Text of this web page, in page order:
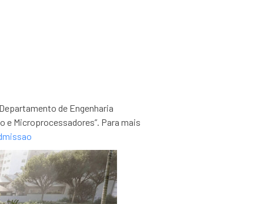
de Engenharia
e Microprocessadores”. Para mais